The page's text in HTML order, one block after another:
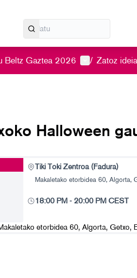
Beltz Gaztea 2026 Parte-
/ Zatoz
Halloween
Tiki Toki Zentroa (Fadura)
Makaletako etorbidea 60, Algorta,
18:00 PM - 20:00 PM CEST